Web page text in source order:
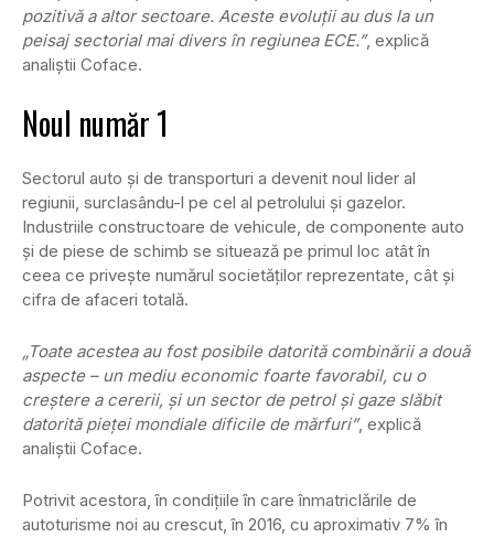
pozitivă a altor sectoare. Aceste evoluţii au dus la un
peisaj sectorial mai divers în regiunea ECE.”, explică
analiştii Coface.
Noul număr 1
Sectorul auto şi de transporturi a devenit noul lider al
regiunii, surclasându-l pe cel al petrolului şi gazelor.
Industriile constructoare de vehicule, de componente auto
şi de piese de schimb se situează pe primul loc atât în
ceea ce priveşte numărul societăţilor reprezentate, cât şi
cifra de afaceri totală.
„Toate acestea au fost posibile datorită combinării a două
aspecte – un mediu economic foarte favorabil, cu o
creştere a cererii, şi un sector de petrol şi gaze slăbit
datorită pieţei mondiale dificile de mărfuri”, explică
analiştii Coface.
Potrivit acestora, în condiţiile în care înmatriclările de
autoturisme noi au crescut, în 2016, cu aproximativ 7% în